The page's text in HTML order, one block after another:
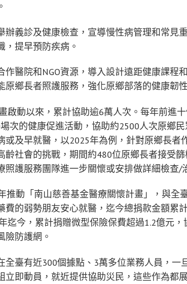
辦義診及健康檢查，宣導慢性病管理和常見
，提早預防疾病。
作醫院和NGO資源，導入設計遠距健康課程
鄉長者照護服務，強化原鄉部落的健康韌
啟動以來，累計協助逾6萬人次。每年前進
次的健康促進活動，協助約2500人次原鄉
或及早就醫，以2025年為例，針對原鄉長者
齡社會的挑戰，期間約480位原鄉長者接受
照護服務團隊進一步關懷或安排做詳細檢查/
推動「南山慈善基金醫療關懷計畫」，與全
費的弱勢朋友安心就醫，迄今總捐款金額累
迄今，累計捐贈微型保險保費超過1.2億元
險防護網。
全臺有近300個據點、3萬多位業務人員，一
立即動員，就近提供協助災民，這些作為都